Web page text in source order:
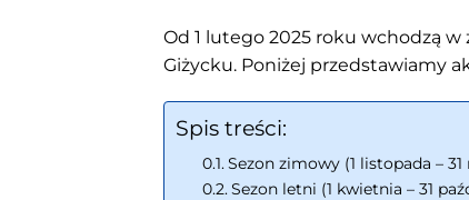
Od 1 lutego 2025 roku wchodzą
Giżycku. Poniżej przedstawiamy
Spis treści:
Sezon zimowy (1 listopada – 31
Sezon letni (1 kwietnia – 31